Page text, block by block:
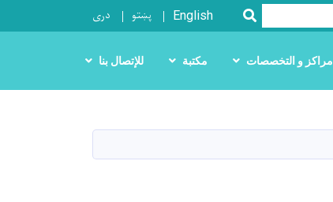
SEARCH
English پښتو دری
مراكز و التخصصات مكتبة للإتصال بنا